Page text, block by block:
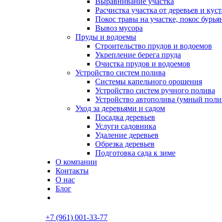
Расчистка участка от деревьев и
Покос травы на участке, покос
Вывоз мусора
Пруды и водоемы
Строительство прудов и водоемов
Укрепление берега пруда
Очистка прудов и водоемов
Устройство систем полива
Системы капельного орошения
Устройство систем ручного полива
Устройство автополива (умный
Уход за деревьями и садом
Посадка деревьев
Услуги садовника
Удаление деревьев
Обрезка деревьев
Подготовка сада к зиме
О компании
Контакты
О нас
Блог
+7 (961) 001-33-77